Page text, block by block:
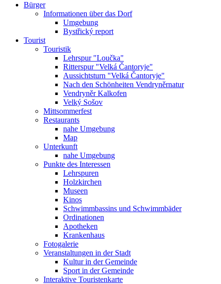
Bürger
Informationen über das Dorf
Umgebung
Bystřický report
Tourist
Touristik
Lehrspur "Loučka"
Ritterspur "Velká Čantoryje"
Aussichtsturn "Velká Čantoryje"
Nach den Schönheiten Vendryněrnatur
Vendryněr Kalkofen
Velký Sošov
Mittsommerfest
Restaurants
nahe Umgebung
Map
Unterkunft
nahe Umgebung
Punkte des Interessen
Lehrspuren
Holzkirchen
Museen
Kinos
Schwimmbassins und Schwimmbäder
Ordinationen
Apotheken
Krankenhaus
Fotogalerie
Veranstaltungen in der Stadt
Kultur in der Gemeinde
Sport in der Gemeinde
Interaktive Touristenkarte